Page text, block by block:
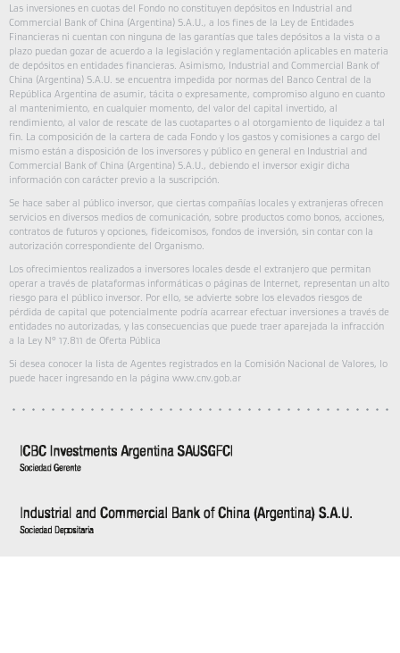
Las inversiones en cuotas del Fondo no constituyen depósitos en Industrial and
Commercial Bank of China (Argentina) S.A.U., a los fines de la Ley de Entidades
Financieras ni cuentan con ninguna de las garantías que tales depósitos a la vista o a
plazo puedan gozar de acuerdo a la legislación y reglamentación aplicables en materia
de depósitos en entidades financieras. Asimismo, Industrial and Commercial Bank of
China (Argentina) S.A.U. se encuentra impedida por normas del Banco Central de la
República Argentina de asumir, tácita o expresamente, compromiso alguno en cuanto
al mantenimiento, en cualquier momento, del valor del capital invertido, al
rendimiento, al valor de rescate de las cuotapartes o al otorgamiento de liquidez a tal
fin. La composición de la cartera de cada Fondo y los gastos y comisiones a cargo del
mismo están a disposición de los inversores y público en general en Industrial and
Commercial Bank of China (Argentina) S.A.U., debiendo el inversor exigir dicha
información con carácter previo a la suscripción.
Se hace saber al público inversor, que ciertas compañías locales y extranjeras ofrecen
servicios en diversos medios de comunicación, sobre productos como bonos, acciones,
contratos de futuros y opciones, fideicomisos, fondos de inversión, sin contar con la
autorización correspondiente del Organismo.
Los ofrecimientos realizados a inversores locales desde el extranjero que permitan
operar a través de plataformas informáticas o páginas de Internet, representan un alto
riesgo para el público inversor. Por ello, se advierte sobre los elevados riesgos de
pérdida de capital que potencialmente podría acarrear efectuar inversiones a través de
entidades no autorizadas, y las consecuencias que puede traer aparejada la infracción
a la Ley N° 17.811 de Oferta Pública
Si desea conocer la lista de Agentes registrados en la Comisión Nacional de Valores, lo
puede hacer ingresando en la página www.cnv.gob.ar